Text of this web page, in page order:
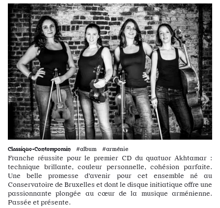
Classique•Contemporain #album #arménie
Franche réussite pour le premier CD du quatuor Akhtamar :
technique brillante, couleur personnelle, cohésion parfaite.
Une belle promesse d’avenir pour cet ensemble né au
Conservatoire de Bruxelles et dont le disque initiatique offre une
passionnante plongée au cœur de la musique arménienne.
Passée et présente.